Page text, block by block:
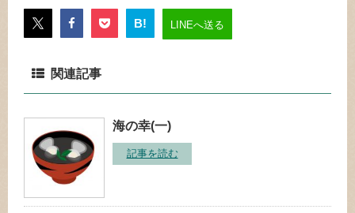
B! LINEへ送る
関連記事
海の幸(一)
記事を読む